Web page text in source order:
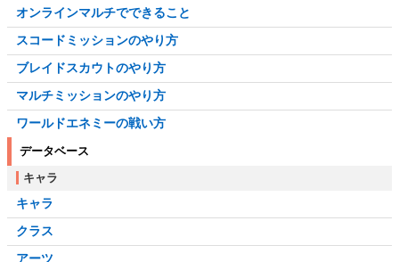
オンラインマルチでできること
スコードミッションのやり方
ブレイドスカウトのやり方
マルチミッションのやり方
ワールドエネミーの戦い方
データベース
キャラ
キャラ
クラス
アーツ